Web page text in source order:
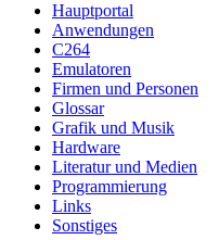
Hauptportal
Anwendungen
C264
Emulatoren
Firmen und Personen
Glossar
Grafik und Musik
Hardware
Literatur und Medien
Programmierung
Links
Sonstiges